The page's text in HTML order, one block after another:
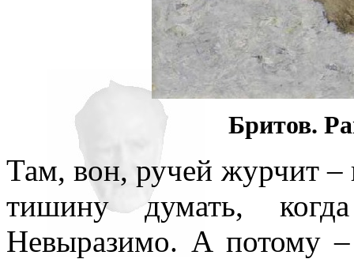
Бритов.
Там, вон, ручей журчит
тишину думать,
Невыразимо. А потому –